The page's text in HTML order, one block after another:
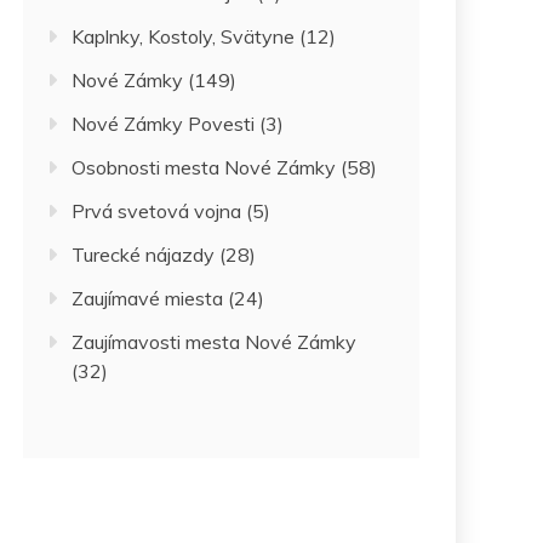
Kaplnky, Kostoly, Svätyne (12)
Nové Zámky (149)
Nové Zámky Povesti (3)
Osobnosti mesta Nové Zámky (58)
Prvá svetová vojna (5)
Turecké nájazdy (28)
Zaujímavé miesta (24)
Zaujímavosti mesta Nové Zámky
(32)